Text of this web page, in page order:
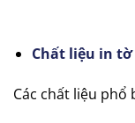
Chất liệu in tờ
Các chất liệu phổ